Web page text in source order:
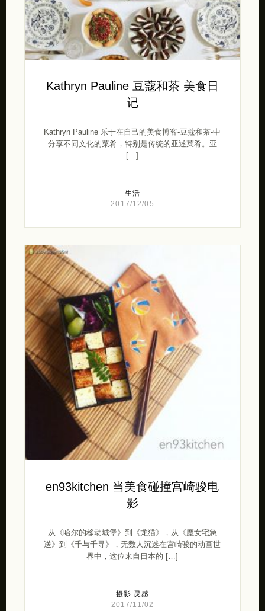
Kathryn Pauline 豆蔻和茶 美食日
记
Kathryn Pauline 乐于在自己的美食博客-豆蔻和茶-中
分享不同文化的菜肴，特别是传统的亚述菜肴。亚
[…]
生活
2017/12/05
en93kitchen 当美食碰撞宫崎骏电
影
从《哈尔的移动城堡》到《龙猫》，从《魔女宅急
送》到《千与千寻》，无数人沉迷在宫崎骏的动画世
界中，这位来自日本的 […]
摄影 灵感
2017/11/02